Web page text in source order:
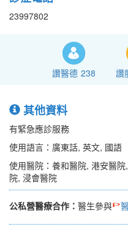
23997802
讚醫德 238 讚
其他資料
有緊急應診服務
使用語言：廣東話, 英文, 國語
使用醫院：養和醫院, 港安醫
院, 浸會醫院
公私營醫療合作： 醫生參與